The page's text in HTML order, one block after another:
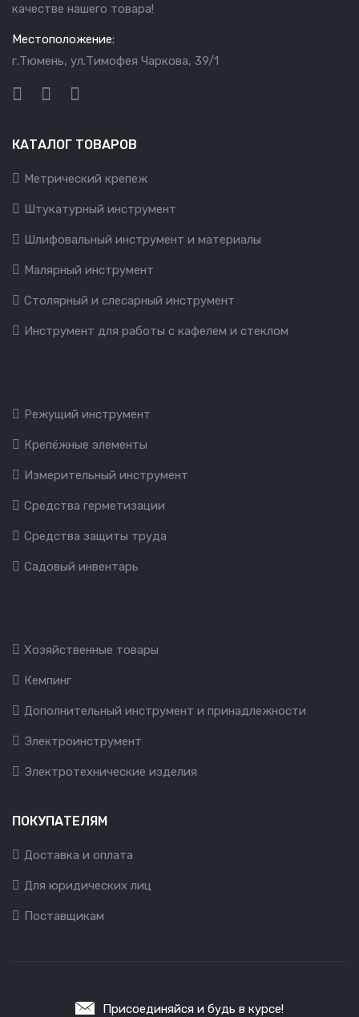
качестве нашего товара!
Местоположение:
г.Тюмень, ул.Тимофея Чаркова, 39/1
КАТАЛОГ ТОВАРОВ
Метрический крепеж
Штукатурный инструмент
Шлифовальный инструмент и материалы
Малярный инструмент
Столярный и слесарный инструмент
Инструмент для работы с кафелем и стеклом
Режущий инструмент
Крепёжные элементы
Измерительный инструмент
Средства герметизации
Средства защиты труда
Садовый инвентарь
Хозяйственные товары
Кемпинг
Дополнительный инструмент и принадлежности
Электроинструмент
Электротехнические изделия
ПОКУПАТЕЛЯМ
Доставка и оплата
Для юридических лиц
Поставщикам
Присоединяйся и будь в курсе!